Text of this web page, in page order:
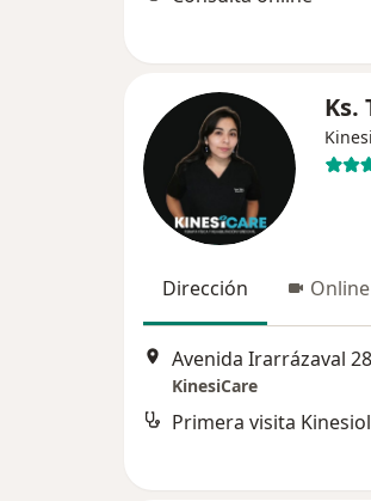
Ks.
Dirección Online
KinesiCare
Primera visita